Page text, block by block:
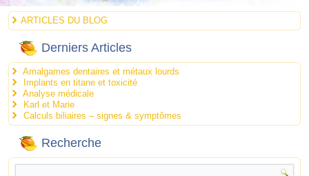
ARTICLES DU BLOG
Derniers Articles
Amalgames dentaires et métaux lourds
Implants en titane et toxicité
Analyse médicale
Karl et Marie
Calculs biliaires – signes & symptômes
Recherche